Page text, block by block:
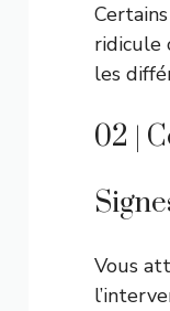
ridicule
les
02 |
Vous